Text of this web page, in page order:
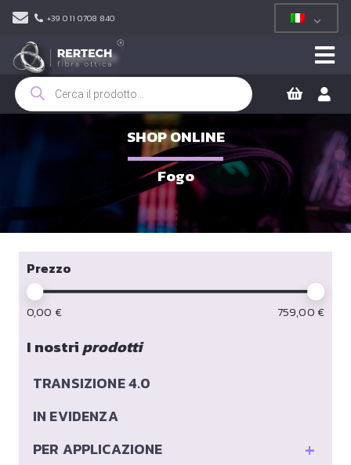
+39 011 0708 840
Ricerca
prodotti
SHOP ONLINE
Fogo
Prezzo
0,00 € 759,00 €
I nostriprodotti
TRANSIZIONE 4.0
IN EVIDENZA
+
PER APPLICAZIONE